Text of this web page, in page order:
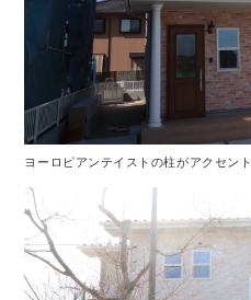
ヨーロピアンテイストの柱がアクセント